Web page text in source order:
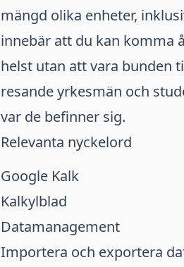
mängd olika enheter,
innebär att du kan komma
helst utan att vara bunden
resande yrkesmän och
var de befinner sig.
Relevanta nyckelord
Google Kalk
Kalkylblad
Datamanagement
Importera och exportera